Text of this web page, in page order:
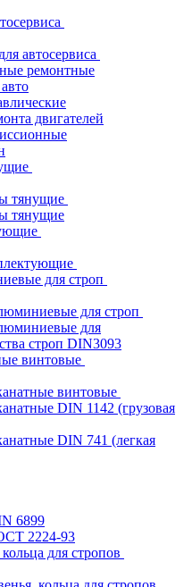
автосервиса
ремонтные
двигателей
тянущие
тянущие
для строп
для строп
для
строп DIN3093
винтовые
винтовые
DIN 1142 (грузовая
DIN 741 (легкая
6899
2224-93
для стропов